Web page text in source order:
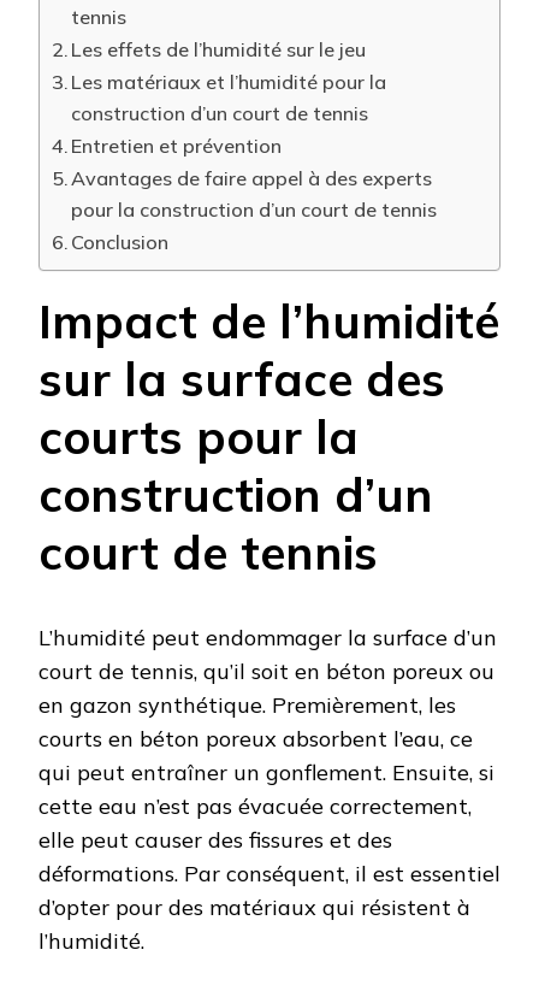
tennis
Les effets de l’humidité sur le jeu
Les matériaux et l’humidité pour la
construction d’un court de tennis
Entretien et prévention
Avantages de faire appel à des experts
pour la construction d’un court de tennis
Conclusion
Impact de l’humidité
sur la surface des
courts pour la
construction d’un
court de tennis
L’humidité peut endommager la surface d’un
court de tennis, qu’il soit en béton poreux ou
en gazon synthétique. Premièrement, les
courts en béton poreux absorbent l’eau, ce
qui peut entraîner un gonflement. Ensuite, si
cette eau n’est pas évacuée correctement,
elle peut causer des fissures et des
déformations. Par conséquent, il est essentiel
d’opter pour des matériaux qui résistent à
l’humidité.